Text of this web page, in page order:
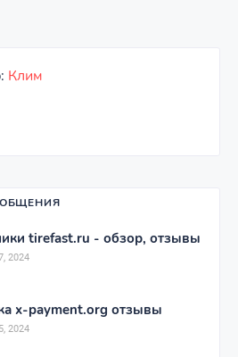
Клим
tirefast.ru - обзор, отзывы
2024
x-payment.org отзывы
2024